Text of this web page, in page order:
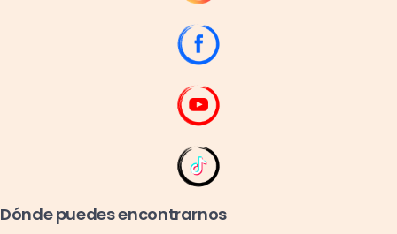
Dónde puedes encontrarnos